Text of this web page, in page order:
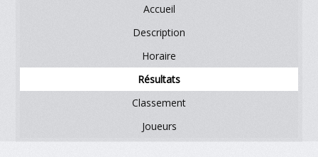
Accueil
Description
Horaire
Résultats
Classement
Joueurs